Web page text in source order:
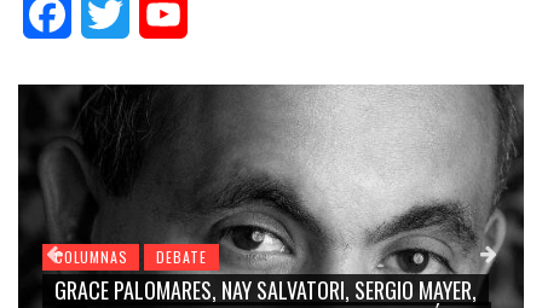
FacebookTwitter
COLUMNAS DEBATE